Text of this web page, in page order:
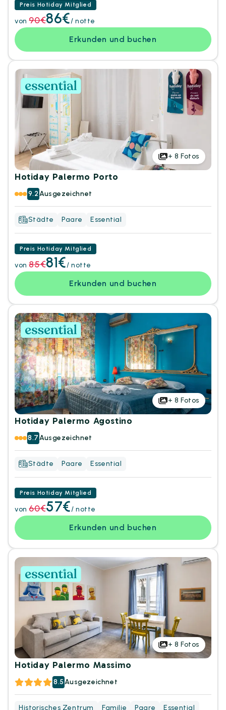
Preis Hotiday Mitglied
von 90€86€/ notte
Erkunden und buchen
+ 8 Fotos
Hotiday Palermo Porto
9.2Ausgezeichnet
Städte Paare Essential
Preis Hotiday Mitglied
von 85€81€/ notte
Erkunden und buchen
+ 8 Fotos
Hotiday Palermo Agostino
8.7Ausgezeichnet
Städte Paare Essential
Preis Hotiday Mitglied
von 60€57€/ notte
Erkunden und buchen
+ 8 Fotos
Hotiday Palermo Massimo
8.5 Ausgezeichnet
Historisches Zentrum Familie Paare Essential